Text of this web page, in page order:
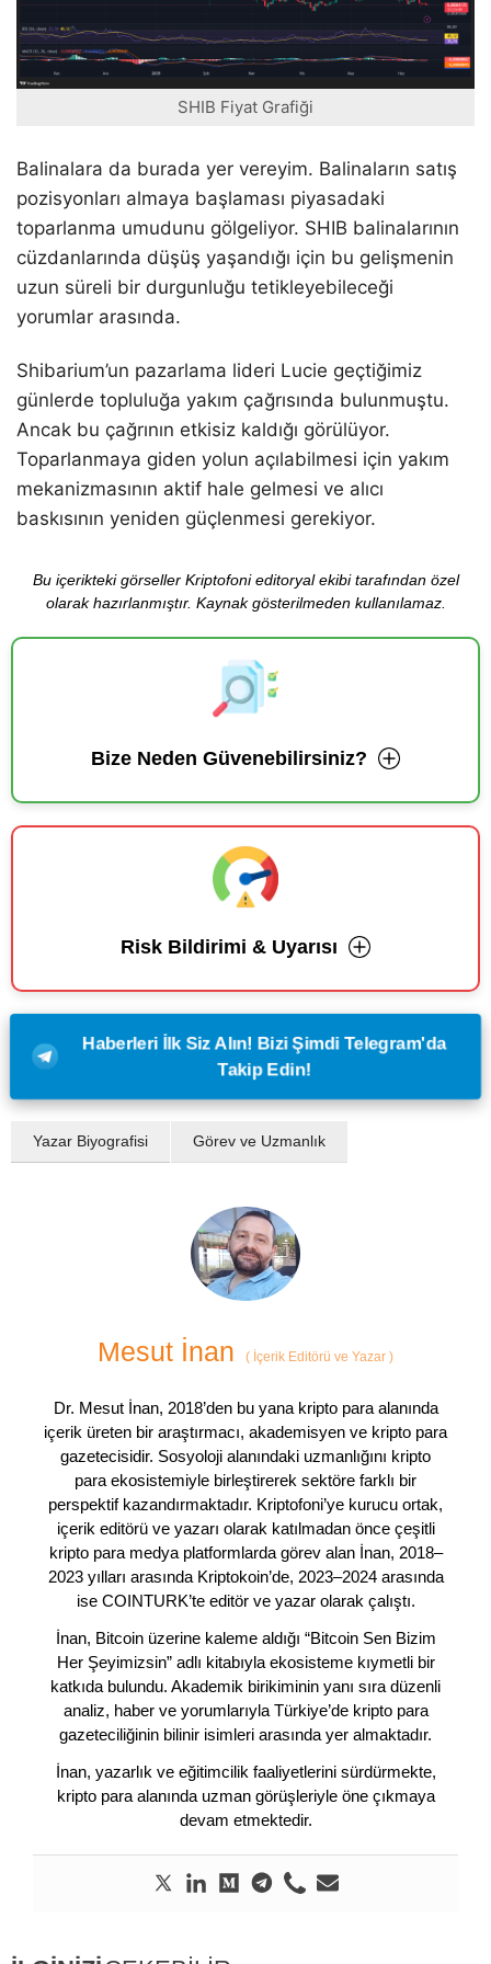
SHIB Fiyat Grafiği
Balinalara da burada yer vereyim. Balinaların satış
pozisyonları almaya başlaması piyasadaki
toparlanma umudunu gölgeliyor. SHIB balinalarının
cüzdanlarında düşüş yaşandığı için bu gelişmenin
uzun süreli bir durgunluğu tetikleyebileceği
yorumlar arasında.
Shibarium’un pazarlama lideri Lucie geçtiğimiz
günlerde topluluğa yakım çağrısında bulunmuştu.
Ancak bu çağrının etkisiz kaldığı görülüyor.
Toparlanmaya giden yolun açılabilmesi için yakım
mekanizmasının aktif hale gelmesi ve alıcı
baskısının yeniden güçlenmesi gerekiyor.
Bu içerikteki görseller Kriptofoni editoryal ekibi tarafından özel
olarak hazırlanmıştır. Kaynak gösterilmeden kullanılamaz.
Bize Neden Güvenebilirsiniz?
Risk Bildirimi & Uyarısı
Haberleri İlk Siz Alın! Bizi Şimdi Telegram'da
Takip Edin!
Yazar Biyografisi Görev ve Uzmanlık
Mesut İnan ( İçerik Editörü ve Yazar )
Dr. Mesut İnan, 2018’den bu yana kripto para alanında
içerik üreten bir araştırmacı, akademisyen ve kripto para
gazetecisidir. Sosyoloji alanındaki uzmanlığını kripto
para ekosistemiyle birleştirerek sektöre farklı bir
perspektif kazandırmaktadır. Kriptofoni’ye kurucu ortak,
içerik editörü ve yazarı olarak katılmadan önce çeşitli
kripto para medya platformlarda görev alan İnan, 2018–
2023 yılları arasında Kriptokoin’de, 2023–2024 arasında
ise COINTURK’te editör ve yazar olarak çalıştı.
İnan, Bitcoin üzerine kaleme aldığı “Bitcoin Sen Bizim
Her Şeyimizsin” adlı kitabıyla ekosisteme kıymetli bir
katkıda bulundu. Akademik birikiminin yanı sıra düzenli
analiz, haber ve yorumlarıyla Türkiye’de kripto para
gazeteciliğinin bilinir isimleri arasında yer almaktadır.
İnan, yazarlık ve eğitimcilik faaliyetlerini sürdürmekte,
kripto para alanında uzman görüşleriyle öne çıkmaya
devam etmektedir.